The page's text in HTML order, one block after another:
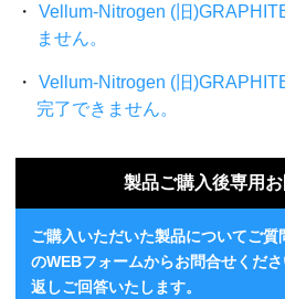
Vellum-Nitrogen (旧
ません。
Vellum-Nitrogen (旧
完了できません。
製品ご購入後専用お
ご購入いただいた製品についてご質
のWEBフォームからお問合せくだ
返しご回答いたします。